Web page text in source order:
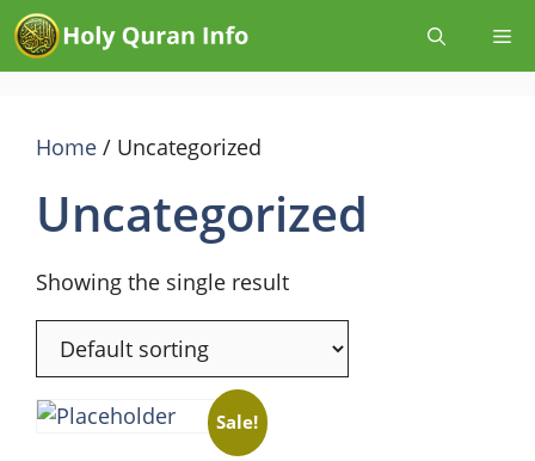
Home / Uncategorized
Uncategorized
Showing the single result
Sale!